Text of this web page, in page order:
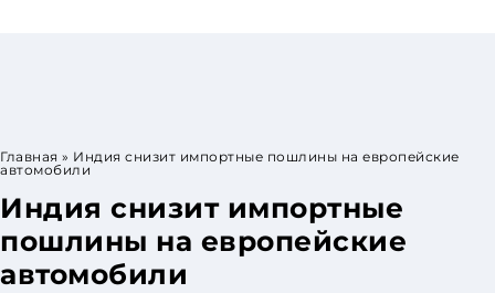
Главная » Индия снизит импортные пошлины на европейские
автомобили
Индия снизит импортные
пошлины на европейские
автомобили